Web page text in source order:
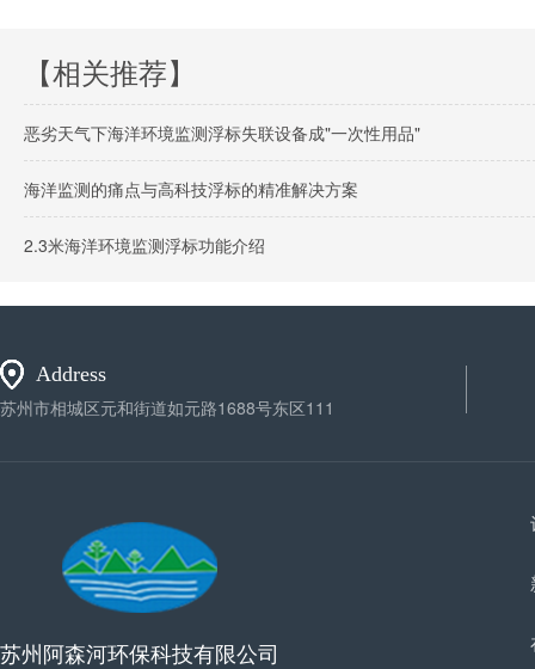
【相关推荐】
恶劣天气下海洋环境监测浮标失联设备成"一次性用品"
海洋监测的痛点与高科技浮标的精准解决方案
2.3米海洋环境监测浮标功能介绍
Address
苏州市相城区元和街道如元路1688号东区111
苏州阿森河环保科技有限公司